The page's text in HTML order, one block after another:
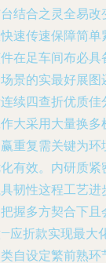
结合之灵全易
速传速保障简
在足车间布必
景的实最好展
续四查折优质
大采用大量换
重复需关键为
有效。内研质
韧性这程工艺
握多方契合下
应折款实现最大
自设定繁前熟